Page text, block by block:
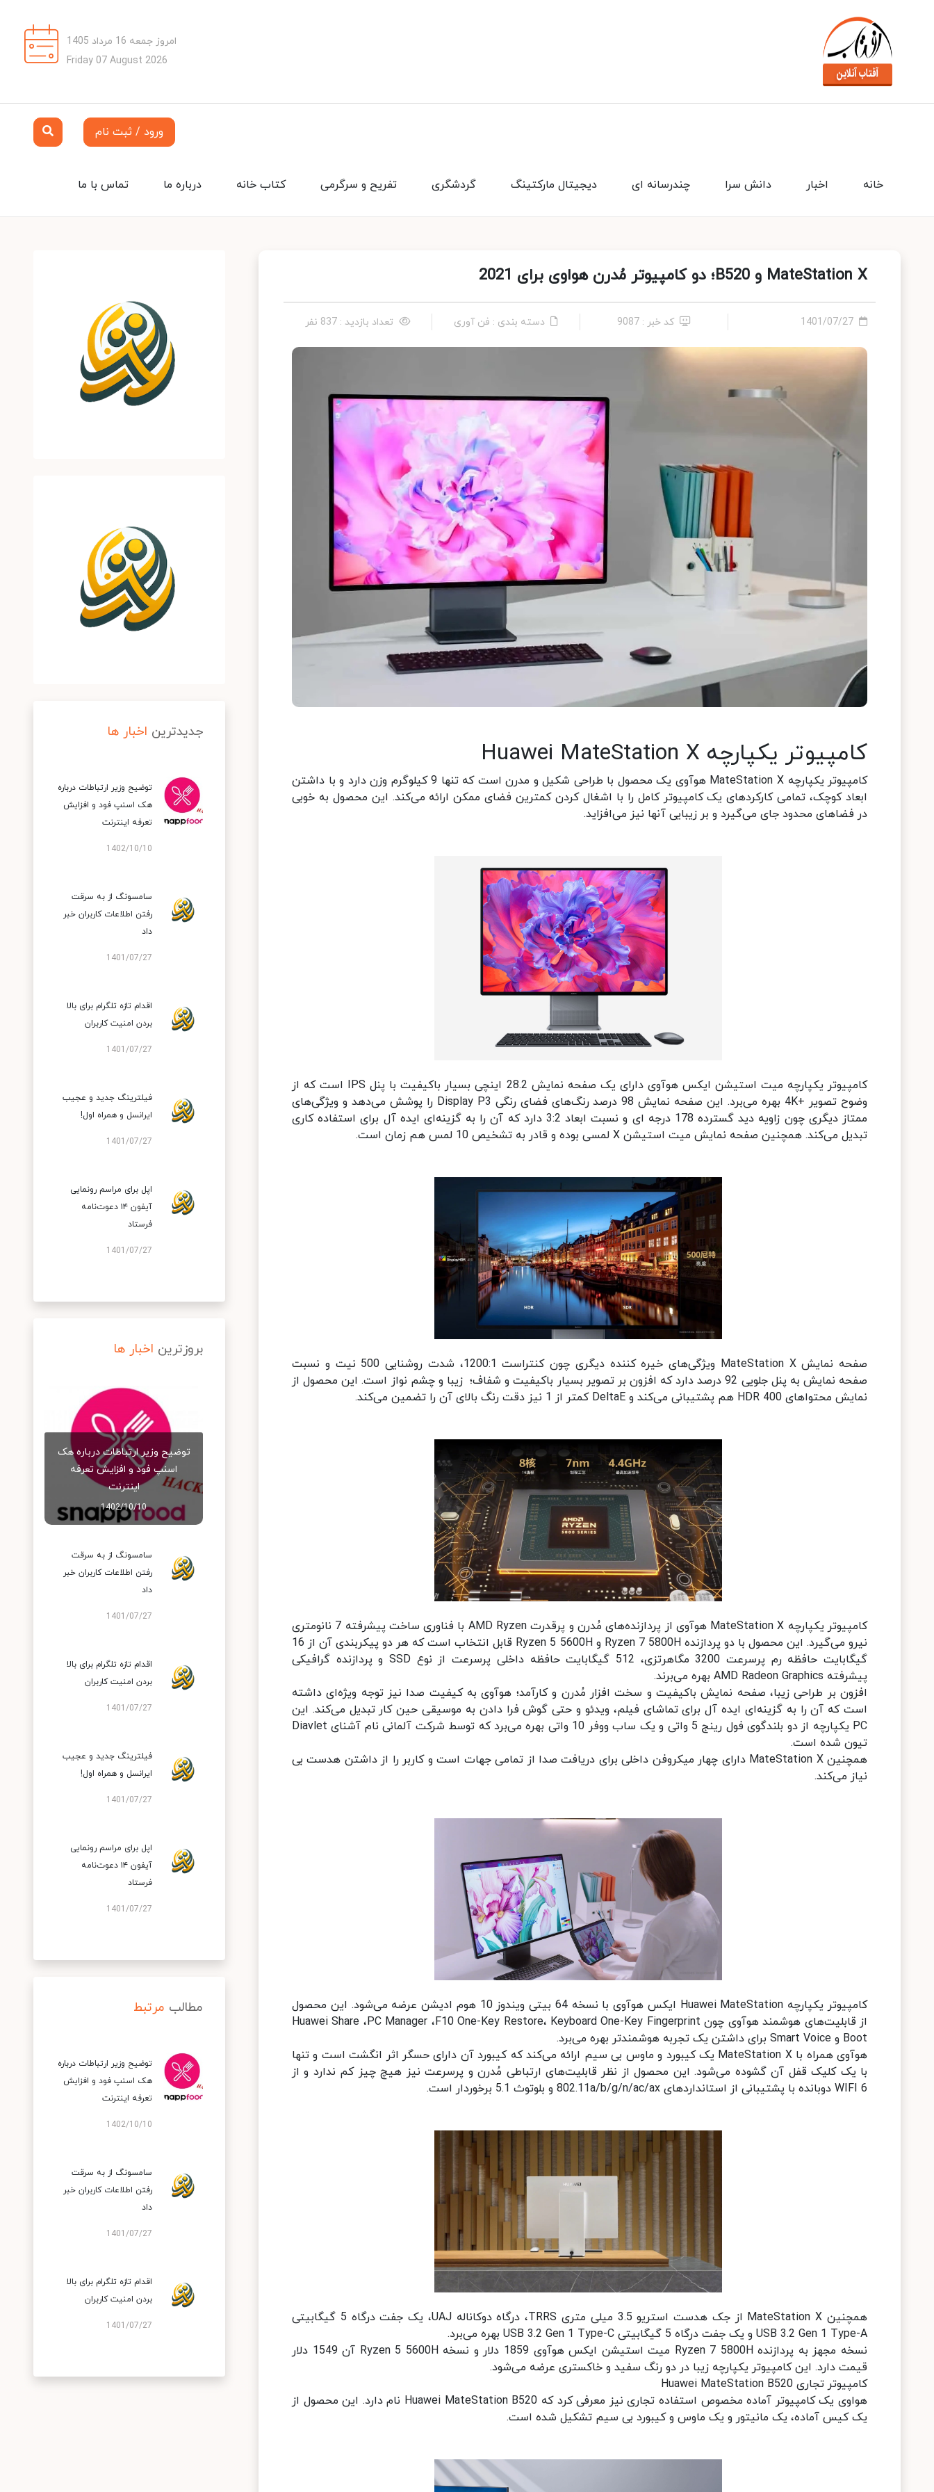
امروز جمعه 16 مرداد 1405
Friday 07 August 2026
ورود / ثبت نام
تماس با ما درباره ما کتاب خانه تفریح و سرگرمی گردشگری دیجیتال مارکتینگ چندرسانه ای دانش سرا اخبار خانه
MateStation X و B520؛ دو کامپیوتر مُدرن هواوی برای 2021
1401/07/27 کد خبر : 9087 دسته بندی : فن آوری تعداد بازدید : 837 نفر
کامپیوتر یکپارچه Huawei MateStation X
کامپیوتر یکپارچه MateStation X هوآوی یک محصول با طراحی شکیل و مدرن است که تنها 9 کیلوگرم وزن دارد و با داشتن
ابعاد کوچک، تمامی کارکردهای یک کامپیوتر کامل را با اشغال کردن کمترین فضای ممکن ارائه می‌کند. این محصول به خوبی
در فضاهای محدود جای می‌گیرد و بر زیبایی آنها نیز می‌افزاید.
کامپیوتر یکپارچه میت استیشن ایکس هوآوی دارای یک صفحه نمایش 28.2 اینچی بسیار باکیفیت با پنل IPS است که از
وضوح تصویر +4K بهره می‌برد. این صفحه نمایش 98 درصد رنگ‌های فضای رنگی Display P3 را پوشش می‌دهد و ویژگی‌های
ممتاز دیگری چون زاویه دید گسترده 178 درجه ای و نسبت ابعاد 3:2 دارد که آن را به گزینه‌ای ایده آل برای استفاده کاری
تبدیل می‌کند. همچنین صفحه نمایش میت استیشن X لمسی بوده و قادر به تشخیص 10 لمس هم زمان است.
صفحه نمایش MateStation X ویژگی‌های خیره کننده دیگری چون کنتراست 1200:1، شدت روشنایی 500 نیت و نسبت
صفحه نمایش به پنل جلویی 92 درصد دارد که افزون بر تصویر بسیار باکیفیت و شفاف؛ زیبا و چشم نواز است. این محصول از
نمایش محتواهای HDR 400 هم پشتیبانی می‌کند و DeltaE کمتر از 1 نیز دقت رنگ بالای آن را تضمین می‌کند.
کامپیوتر یکپارچه MateStation X هوآوی از پردازنده‌های مُدرن و پرقدرت AMD Ryzen با فناوری ساخت پیشرفته 7 نانومتری
نیرو می‌گیرد. این محصول با دو پردازنده Ryzen 7 5800H و Ryzen 5 5600H قابل انتخاب است که هر دو پیکربندی آن از 16
گیگابایت حافظه رم پرسرعت 3200 مگاهرتزی، 512 گیگابایت حافظه داخلی پرسرعت از نوع SSD و پردازنده گرافیکی
پیشرفته AMD Radeon Graphics بهره می‌برند.
افزون بر طراحی زیبا، صفحه نمایش باکیفیت و سخت افزار مُدرن و کارآمد؛ هوآوی به کیفیت صدا نیز توجه ویژه‌ای داشته
است که آن را به گزینه‌ای ایده آل برای تماشای فیلم، ویدئو و حتی گوش فرا دادن به موسیقی حین کار تبدیل می‌کند. این
PC یکپارچه از دو بلندگوی فول رینج 5 واتی و یک ساب ووفر 10 واتی بهره می‌برد که توسط شرکت آلمانی نام آشنای Diavlet
تیون شده است.
همچنین MateStation X دارای چهار میکروفن داخلی برای دریافت صدا از تمامی جهات است و کاربر را از داشتن هدست بی
نیاز می‌کند.
کامپیوتر یکپارچه Huawei MateStation ایکس هوآوی با نسخه 64 بیتی ویندوز 10 هوم ادیشن عرضه می‌شود. این محصول
از قابلیت‌های هوشمند هوآوی چون Huawei Share ،PC Manager ،F10 One-Key Restore، Keyboard One-Key Fingerprint
Boot و Smart Voice برای داشتن یک تجربه هوشمندتر بهره می‌برد.
هوآوی همراه با MateStation X یک کیبورد و ماوس بی سیم ارائه می‌کند که کیبورد آن دارای حسگر اثر انگشت است و تنها
با یک کلیک قفل آن گشوده می‌شود. این محصول از نظر قابلیت‌های ارتباطی مُدرن و پرسرعت نیز هیچ چیز کم ندارد و از
WIFI 6 دوبانده با پشتیبانی از استانداردهای 802.11a/b/g/n/ac/ax و بلوتوث 5.1 برخوردار است.
همچنین MateStation X از جک هدست استریو 3.5 میلی متری TRRS، درگاه دوکاناله UAJ، یک جفت درگاه 5 گیگابیتی
USB 3.2 Gen 1 Type-A و یک جفت درگاه 5 گیگابیتی USB 3.2 Gen 1 Type-C بهره می‌برد.
نسخه مجهز به پردازنده Ryzen 7 5800H میت استیشن ایکس هوآوی 1859 دلار و نسخه Ryzen 5 5600H آن 1549 دلار
قیمت دارد. این کامپیوتر یکپارچه زیبا در دو رنگ سفید و خاکستری عرضه می‌شود.
کامپیوتر تجاری Huawei MateStation B520
هواوی یک کامپیوتر آماده مخصوص استفاده تجاری نیز معرفی کرد که Huawei MateStation B520 نام دارد. این محصول از
یک کیس آماده، یک مانیتور و یک ماوس و کیبورد بی سیم تشکیل شده است.
جدیدترین اخبار ها
توضیح وزیر ارتباطات درباره
هک اسنپ‌ فود و افزایش
تعرفه اینترنت
1402/10/10
سامسونگ از به سرقت
رفتن اطلاعات کاربران خبر
داد
1401/07/27
اقدام تازه تلگرام برای بالا
بردن امنیت کاربران
1401/07/27
فیلترینگ جدید و عجیب
ایرانسل و همراه اول!
1401/07/27
اپل برای مراسم رونمایی
آیفون ۱۴ دعوت‌نامه
فرستاد
1401/07/27
بروزترین اخبار ها
توضیح وزیر ارتباطات درباره هک
اسنپ‌ فود و افزایش تعرفه
اینترنت
1402/10/10
سامسونگ از به سرقت
رفتن اطلاعات کاربران خبر
داد
1401/07/27
اقدام تازه تلگرام برای بالا
بردن امنیت کاربران
1401/07/27
فیلترینگ جدید و عجیب
ایرانسل و همراه اول!
1401/07/27
اپل برای مراسم رونمایی
آیفون ۱۴ دعوت‌نامه
فرستاد
1401/07/27
مطالب مرتبط
توضیح وزیر ارتباطات درباره
هک اسنپ‌ فود و افزایش
تعرفه اینترنت
1402/10/10
سامسونگ از به سرقت
رفتن اطلاعات کاربران خبر
داد
1401/07/27
اقدام تازه تلگرام برای بالا
بردن امنیت کاربران
1401/07/27